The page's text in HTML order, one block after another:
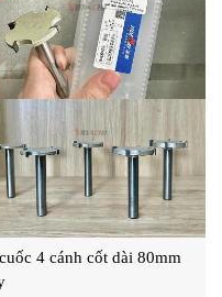
4 cánh cốt dài 80mm